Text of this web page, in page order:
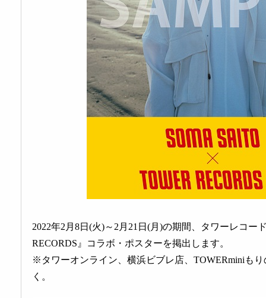
2022年2月8日(火)～2月21日(月)の期間、タワーレコー
RECORDS』コラボ・ポスターを掲出します。
※タワーオンライン、横浜ビブレ店、TOWERminiも
く。